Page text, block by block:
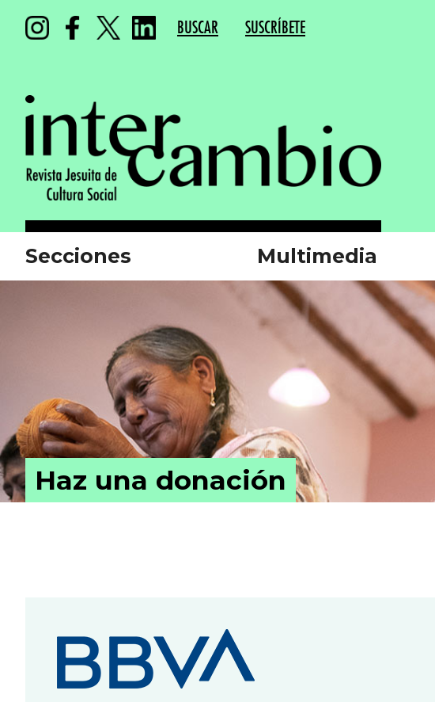
BUSCAR SUSCRÍBETE
Secciones Multimedia
Haz una donación